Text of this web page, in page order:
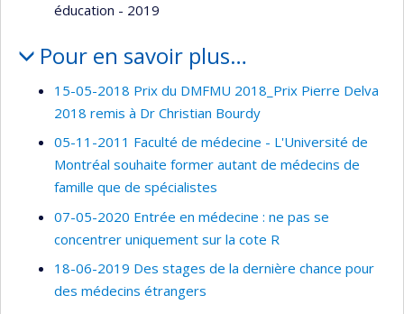
éducation - 2019
Pour en savoir plus…
15-05-2018 Prix du DMFMU 2018_Prix Pierre Delva
2018 remis à Dr Christian Bourdy
05-11-2011 Faculté de médecine - L'Université de
Montréal souhaite former autant de médecins de
famille que de spécialistes
07-05-2020 Entrée en médecine : ne pas se
concentrer uniquement sur la cote R
18-06-2019 Des stages de la dernière chance pour
des médecins étrangers